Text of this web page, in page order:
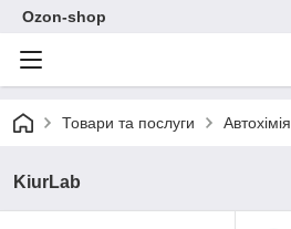
Ozon-shop
Товари та послуги Автохімія
KiurLab